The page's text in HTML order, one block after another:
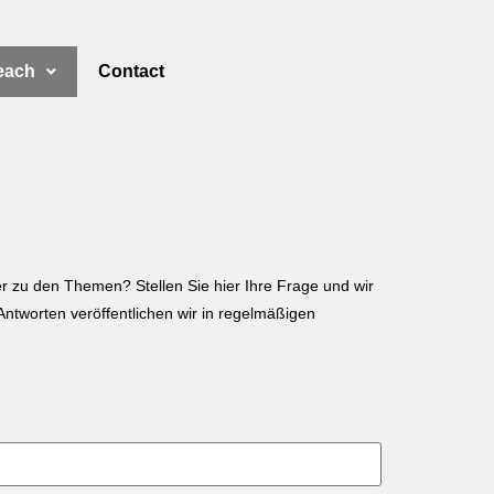
Contact
zu den Themen? Stellen Sie hier Ihre Frage und wir
veröffentlichen wir in regelmäßigen